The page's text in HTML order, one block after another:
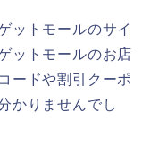
ットモールのサイ
ットモールのお店
ードや割引クーポ
かりませんでし